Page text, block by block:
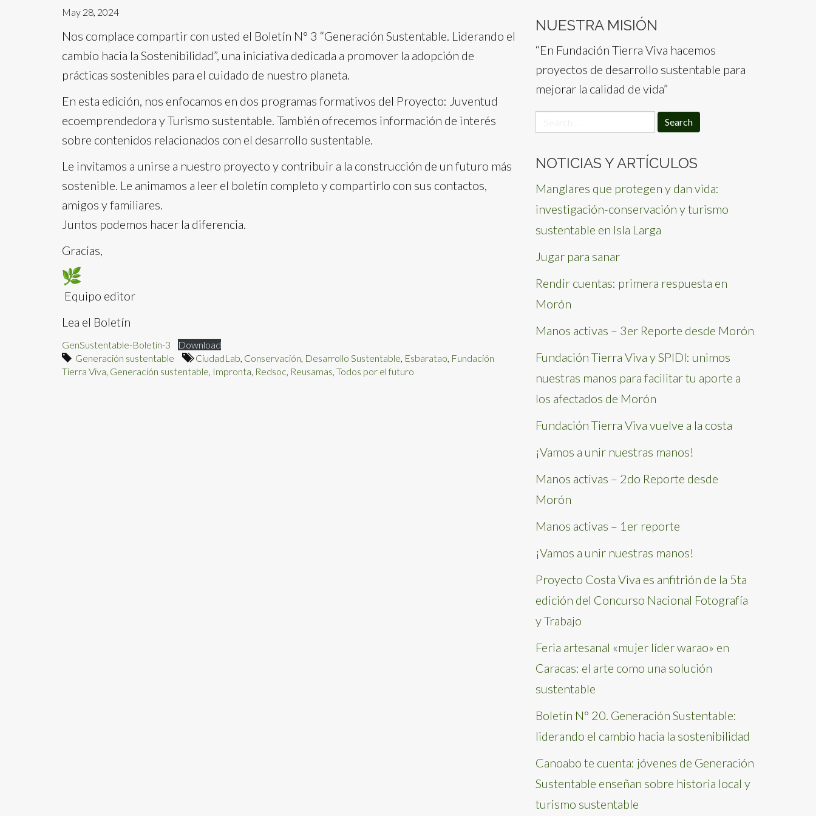
May 28, 2024
Nos complace compartir con usted el Boletín N° 3 “Generación Sustentable. Liderando el
cambio hacia la Sostenibilidad”, una iniciativa dedicada a promover la adopción de
prácticas sostenibles para el cuidado de nuestro planeta.
En esta edición, nos enfocamos en dos programas formativos del Proyecto: Juventud
ecoemprendedora y Turismo sustentable. También ofrecemos información de interés
sobre contenidos relacionados con el desarrollo sustentable.
Le invitamos a unirse a nuestro proyecto y contribuir a la construcción de un futuro más
sostenible. Le animamos a leer el boletín completo y compartirlo con sus contactos,
amigos y familiares.
Juntos podemos hacer la diferencia.
Gracias,
Equipo editor
Lea el Boletín
GenSustentable-Boletin-3
Download
Generación sustentable
CiudadLab, Conservación, Desarrollo Sustentable, Esbaratao, Fundación
Tierra Viva, Generación sustentable, Impronta, Redsoc, Reusamas, Todos por el futuro
NUESTRA MISIÓN
“En Fundación Tierra Viva hacemos
proyectos de desarrollo sustentable para
mejorar la calidad de vida”
for:
NOTICIAS Y ARTÍCULOS
Manglares que protegen y dan vida:
investigación-conservación y turismo
sustentable en Isla Larga
Jugar para sanar
Rendir cuentas: primera respuesta en
Morón
Manos activas – 3er Reporte desde Morón
Fundación Tierra Viva y SPIDI: unimos
nuestras manos para facilitar tu aporte a
los afectados de Morón
Fundación Tierra Viva vuelve a la costa
¡Vamos a unir nuestras manos!
Manos activas – 2do Reporte desde
Morón
Manos activas – 1er reporte
¡Vamos a unir nuestras manos!
Proyecto Costa Viva es anfitrión de la 5ta
edición del Concurso Nacional Fotografía
y Trabajo
Feria artesanal «mujer líder warao» en
Caracas: el arte como una solución
sustentable
Boletín N° 20. Generación Sustentable:
liderando el cambio hacia la sostenibilidad
Canoabo te cuenta: jóvenes de Generación
Sustentable enseñan sobre historia local y
turismo sustentable